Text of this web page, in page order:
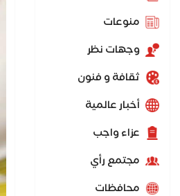
منوعات
وجهات نظر
ثقافة و فنون
أخبار عالمية
عزاء واجب
مجتمع رأي
محافظات